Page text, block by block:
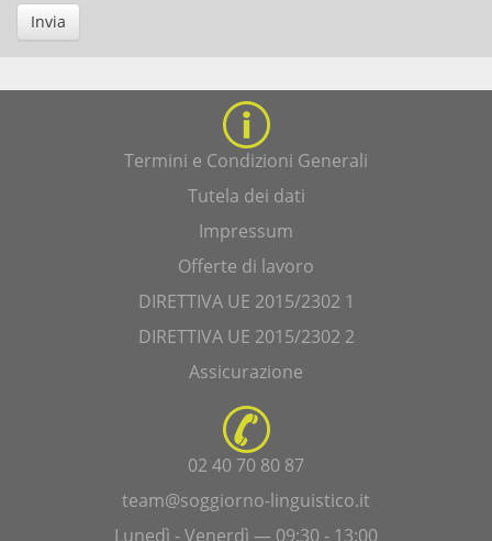
Invia
Termini e Condizioni Generali
Tutela dei dati
Impressum
Offerte di lavoro
DIRETTIVA UE 2015/2302 1
DIRETTIVA UE 2015/2302 2
Assicurazione
02 40 70 80 87
team@soggiorno-linguistico.it
Lunedì - Venerdì — 09:30 - 13:00